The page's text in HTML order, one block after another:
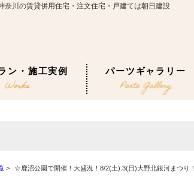
川の賃貸併用住宅・注文住宅・戸建ては朝日建設
ン・施工実例 パーツギャラリー
> ☆鹿沼公園で開催！大盛況！8/2(土).3(日)大野北銀河まつり！